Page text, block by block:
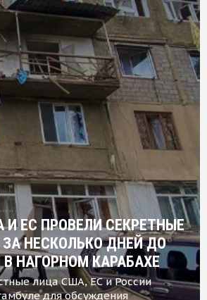
И ЕС ПРОВЕЛИ СЕКРЕТНЫЕ
НЕСКОЛЬКО ДНЕЙ ДО
НАГОРНОМ КАРАБАХЕ
лица США, ЕС и России
для обсуждения